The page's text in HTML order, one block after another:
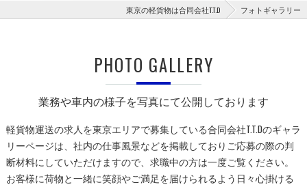
東京の軽貨物は合同会社T.T.D フォトギャラリー
PHOTO GALLERY
業務や車内の様子を写真にて公開しております
軽貨物運送の求人を東京エリアで募集している合同会社T.T.Dのギャラ
リーページは、社内の仕事風景などを掲載しておりご応募の際の判
断材料にしていただけますので、求職中の方は一度ご覧ください。
お客様に荷物と一緒に笑顔やご満足を届けられるよう日々心掛ける